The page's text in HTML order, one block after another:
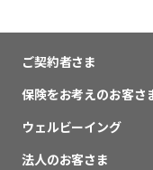
ご契約者さま
保険をお考えのお客さ
ウェルビーイング
法人のお客さま